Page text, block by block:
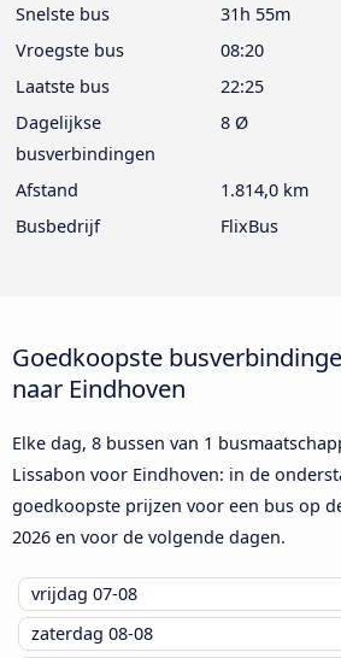
Snelste bus
31h 55m
Vroegste bus
08:20
Laatste bus
22:25
Dagelijkse
busverbindingen
8 Ø
Afstand
1.814,0 km
Busbedrijf
FlixBus
Goedkoopste
naar Eindhoven
Elke dag, 8 bussen van 1
Lissabon voor Eindhoven: in de
goedkoopste prijzen voor een bus op
2026 en voor de volgende dagen.
vrijdag 07-08
zaterdag 08-08